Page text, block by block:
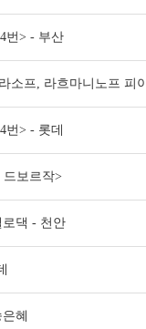
번> - 부산
소프, 라흐마니노프 피
번> - 롯데
보르작>
댁 - 천안
혜